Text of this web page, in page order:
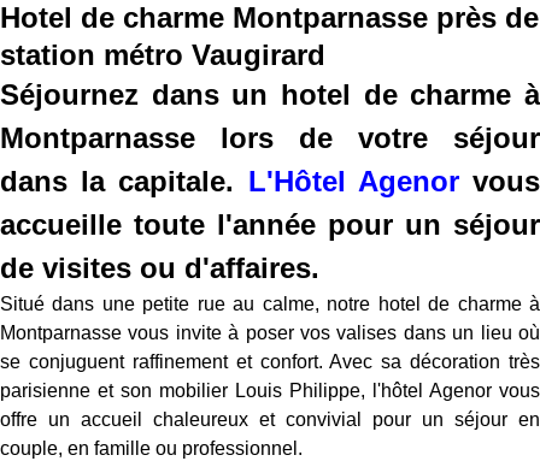
Hotel de charme Montparnasse près de
station métro Vaugirard
Séjournez dans un hotel de charme à
Montparnasse lors de votre séjour
dans la capitale. L'Hôtel Agenorvous
accueille toute l'année pour un séjour
de visites ou d'affaires.
Situé dans une petite rue au calme, notre hotel de charme à
Montparnasse vous invite à poser vos valises dans un lieu où
se conjuguent raffinement et confort. Avec sa décoration très
parisienne et son mobilier Louis Philippe, l'hôtel Agenor vous
offre un accueil chaleureux et convivial pour un séjour en
couple, en famille ou professionnel.